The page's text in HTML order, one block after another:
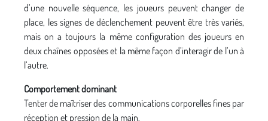
d’une nouvelle séquence, les joueurs peuvent changer de
place, les signes de déclenchement peuvent être très variés,
mais on a toujours la même configuration des joueurs en
deux chaînes opposées et la même façon d’interagir de l’un à
l’autre.
Comportement dominant
Tenter de maîtriser des communications corporelles fines par
réception et pression de la main.